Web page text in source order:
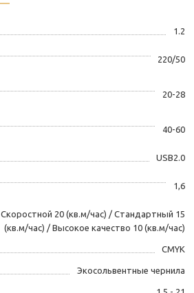
1.2
220/50
20-28
40-60
USB2.0
1,6
Скоростной 20 (кв.м/час) / Стандартный 15
(кв.м/час) / Высокое качество 10 (кв.м/час)
CMYK
Экосольвентные чернила